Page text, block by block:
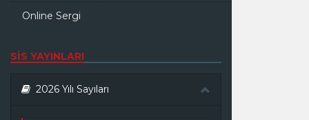
Online Sergi
SİS YAYINLARI
2026 Yılı Sayıları